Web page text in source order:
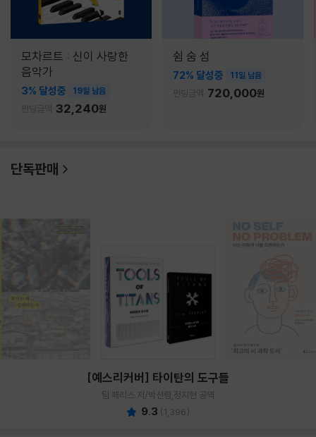
모차르트 : 신이 사랑한
음악가
3% 달성중 19일 남음
펀딩금액 32,240원
쉼 숨 섬
72% 달성중 11일 남음
펀딩금액 720,000원
단독판매
[예스리커버] 타이탄의 도구들
팀 페리스 저/박선령,정지현 공역
9.3 (1,396)